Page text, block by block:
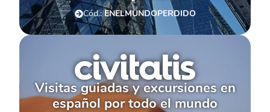
Cód.:ENELMUNDOPERDIDO
Visitas guiadas y excursiones en
español por todo el mundo